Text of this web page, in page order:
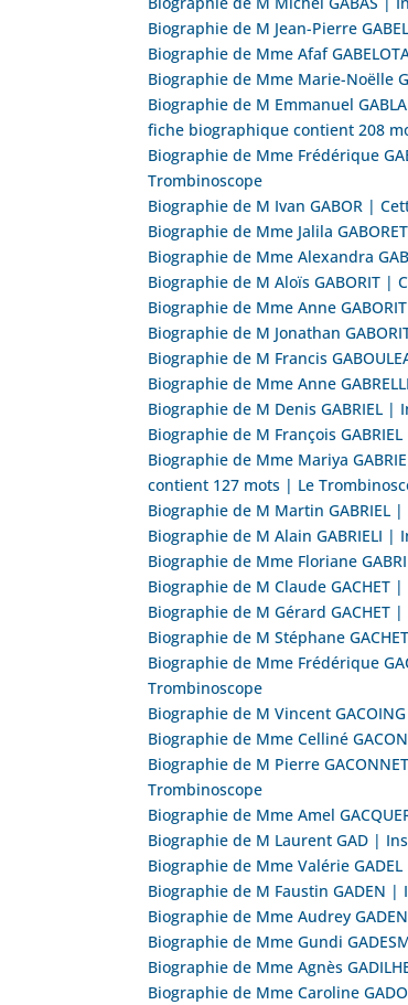
Biographie de M Jean-Pierre
Biographie de Mme Afaf
Biographie de Mme Marie-Noëlle
Biographie de M Emmanuel
fiche biographique contient 208
Biographie de Mme Frédérique
Trombinoscope
Biographie de M Ivan GABOR |
Biographie de Mme Jalila
Biographie de Mme Alexandra
Biographie de M Aloïs GABORIT
Biographie de Mme Anne
Biographie de M Jonathan
Biographie de M Francis
Biographie de Mme Anne
Biographie de M Denis GABRIEL
Biographie de M François
Biographie de Mme Mariya
contient 127 mots | Le
Biographie de M Martin
Biographie de M Alain GABRIELI
Biographie de Mme Floriane
Biographie de M Claude
Biographie de M Gérard
Biographie de M Stéphane
Biographie de Mme Frédérique
Trombinoscope
Biographie de M Vincent
Biographie de Mme Celliné
Biographie de M Pierre
Trombinoscope
Biographie de Mme Amel
Biographie de M Laurent GAD |
Biographie de Mme Valérie
Biographie de M Faustin GADEN
Biographie de Mme Audrey
Biographie de Mme Gundi
Biographie de Mme Agnès
Biographie de Mme Caroline